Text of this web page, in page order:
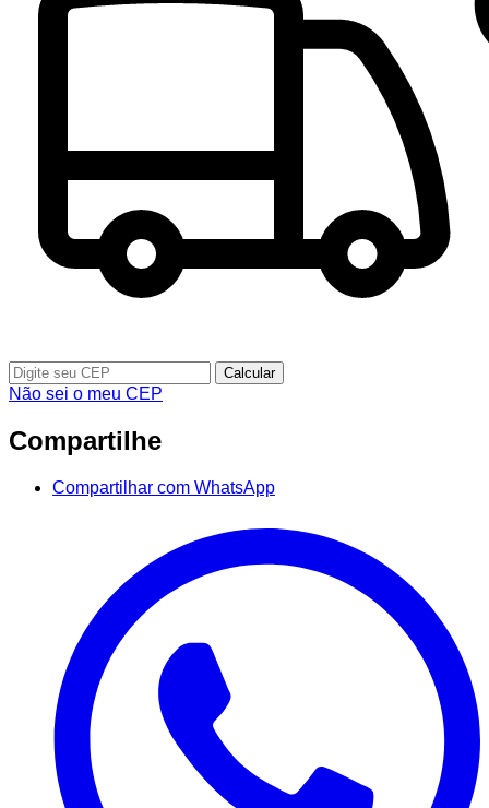
Calcular
Não sei o meu CEP
Compartilhe
Compartilhar com WhatsApp